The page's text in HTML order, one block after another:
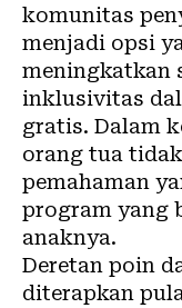
komunitas
menjadi opsi
meningkatkan
inklusivitas
gratis. Dalam
orang tua
pemahaman
program yang
anaknya.
Deretan poin
diterapkan